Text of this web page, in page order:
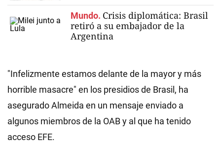
Mundo. Crisis diplomática: Brasil
retiró a su embajador de la
Argentina
"Infelizmente estamos delante de la mayor y más
horrible masacre" en los presidios de Brasil, ha
asegurado Almeida en un mensaje enviado a
algunos miembros de la OAB y al que ha tenido
acceso EFE.